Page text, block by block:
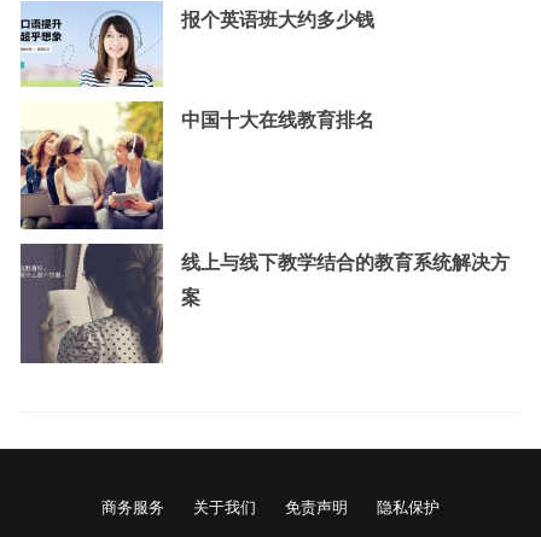
报个英语班大约多少钱
中国十大在线教育排名
线上与线下教学结合的教育系统解决方
案
商务服务 关于我们 免责声明 隐私保护